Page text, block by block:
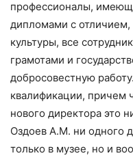
профессионалы,
дипломами с
культуры, все
грамотами и
добросовестную
квалификации, причем
нового директора это
Оздоев А.М. ни одного
только в музее, но и